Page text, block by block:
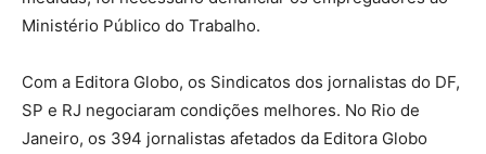
Ministério Público do Trabalho.
Com a Editora Globo, os Sindicatos dos jornalistas do DF,
SP e RJ negociaram condições melhores. No Rio de
Janeiro, os 394 jornalistas afetados da Editora Globo